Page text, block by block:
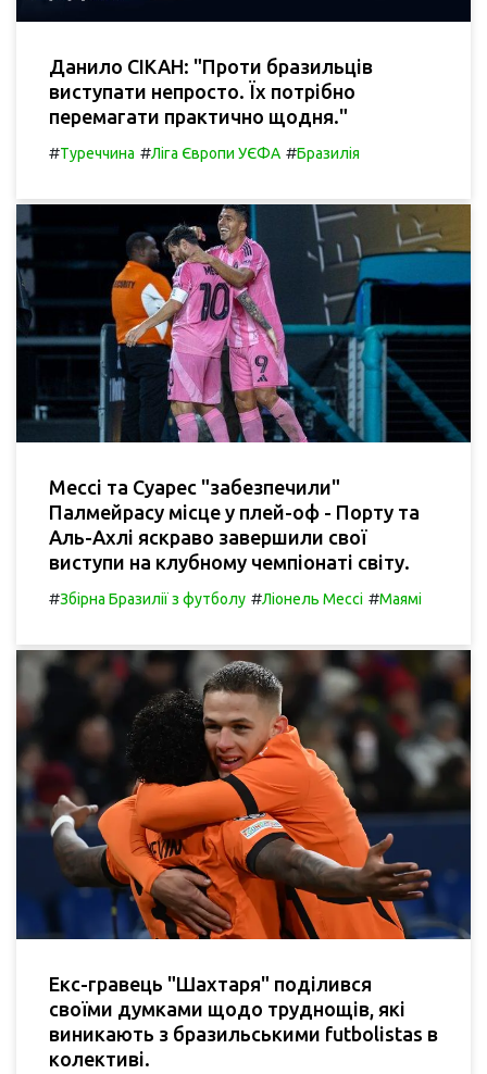
Данило СІКАН: "Проти бразильців
виступати непросто. Їх потрібно
перемагати практично щодня."
#Туреччина #Ліга Європи УЄФА #Бразилія
Мессі та Суарес "забезпечили"
Палмейрасу місце у плей-оф - Порту та
Аль-Ахлі яскраво завершили свої
виступи на клубному чемпіонаті світу.
#Збірна Бразилії з футболу #Ліонель Мессі #Маямі
Екс-гравець "Шахтаря" поділився
своїми думками щодо труднощів, які
виникають з бразильськими futbolistas в
колективі.